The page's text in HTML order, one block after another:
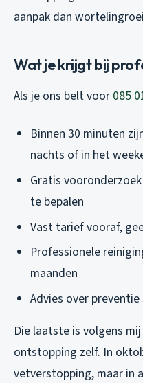
aanpak dan
Wat je krijgt bij
Als je ons belt voor 085
Binnen 30 minuten
nachts of in het
Gratis
te bepalen
Vast tarief vooraf,
Professionele
maanden
Advies over
Die laatste is volgens
ontstopping zelf. In
vetverstopping, maar in